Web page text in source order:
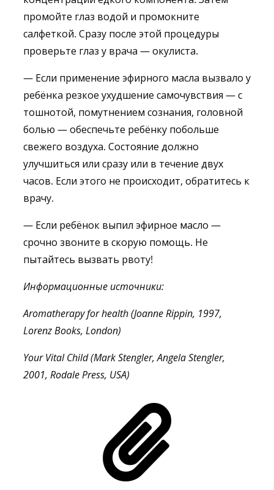
промойте глаз водой и промокните
салфеткой. Сразу после этой процедуры
проверьте глаз у врача — окулиста.
— Если применение эфирного масла вызвало у
ребёнка резкое ухудшение самочувствия — с
тошнотой, помутнением сознания, головной
болью — обеспечьте ребёнку побольше
свежего воздуха. Состояние должно
улучшиться или сразу или в течение двух
часов. Если этого не происходит, обратитесь к
врачу.
— Если ребёнок выпил эфирное масло —
срочно звоните в скорую помощь. Не
пытайтесь вызвать рвоту!
Информационные источники:
Aromatherapy for health (Joanne Rippin, 1997,
Lorenz Books, London)
Your Vital Child (Mark Stengler, Angela Stengler,
2001, Rodale Press, USA)